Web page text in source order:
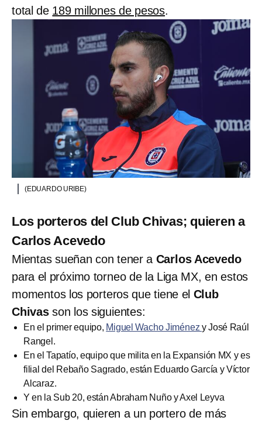
total de 189 millones de pesos.
(EDUARDO URIBE)
Los porteros del Club Chivas; quieren a
Carlos Acevedo
Mientas sueñan con tener a Carlos Acevedo
para el próximo torneo de la Liga MX, en estos
momentos los porteros que tiene el Club
Chivasson los siguientes:
En el primer equipo, Miguel Wacho Jiménez y José Raúl
Rangel.
En el Tapatío, equipo que milita en la Expansión MX y es
filial del Rebaño Sagrado, están Eduardo García y Víctor
Alcaraz.
Y en la Sub 20, están Abraham Nuño y Axel Leyva
Sin embargo, quieren a un portero de más